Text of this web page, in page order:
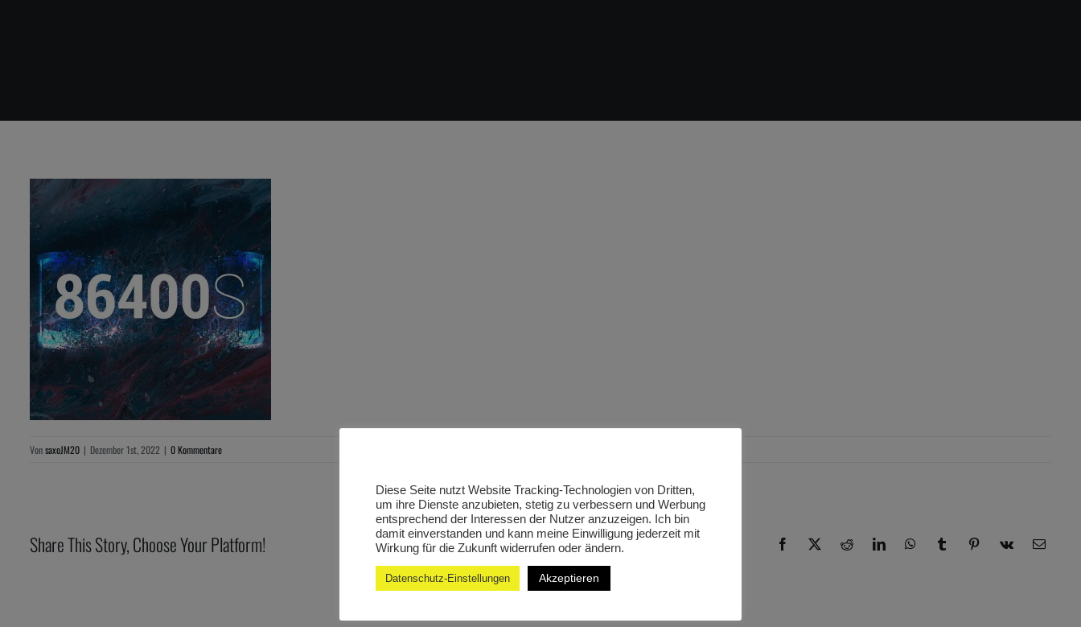
VonsaxoJM20 | Dezember 1st, 2022 | 0 Kommentare
Share This Story, Choose Your Platform! Facebook
X RedditLinkedInWhatsAppTumblrPinterest
Vk
E-
Diese Seite nutzt Website Tracking-Technologien von Dritten,
um ihre Dienste anzubieten, stetig zu verbessern und Werbung
entsprechend der Interessen der Nutzer anzuzeigen. Ich bin
damit einverstanden und kann meine Einwilligung jederzeit mit
Wirkung für die Zukunft widerrufen oder ändern.
Datenschutz-Einstellungen Akzeptieren